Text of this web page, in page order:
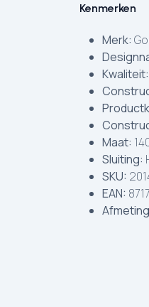
Kenmerken
Merk:
Kwaliteit:
Maat:
Sluiting:
SKU:
EAN: